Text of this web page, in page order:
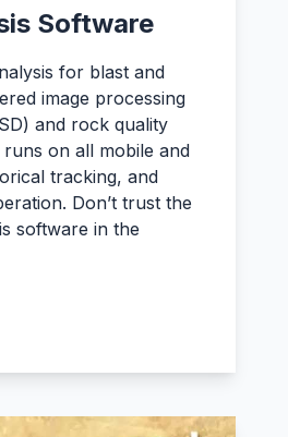
Software
for blast and
image processing
and rock quality
on all mobile and
tracking, and
Don’t trust the
software in the